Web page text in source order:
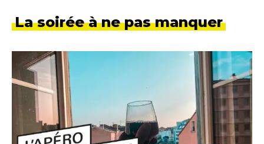
La soirée à ne pas manquer